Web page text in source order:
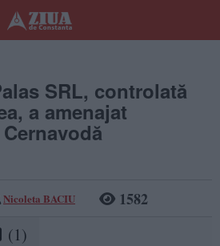
SRL, controlată
a amenajat
Nicoleta BACIU 1582
(1)